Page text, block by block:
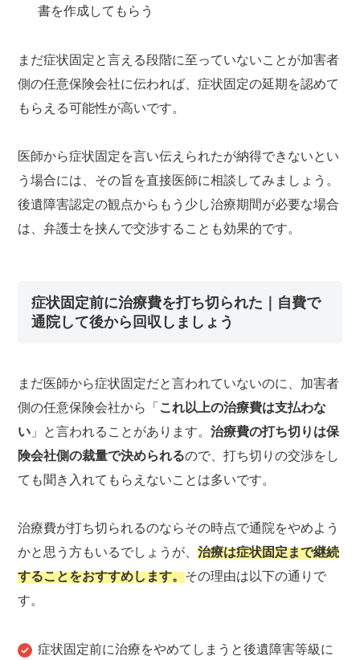
書を作成してもらう
まだ症状固定と言える段階に至っていないことが加害者
側の任意保険会社に伝われば、症状固定の延期を認めて
もらえる可能性が高いです。
医師から症状固定を言い伝えられたが納得できないとい
う場合には、その旨を直接医師に相談してみましょう。
後遺障害認定の観点からもう少し治療期間が必要な場合
は、弁護士を挟んで交渉することも効果的です。
症状固定前に治療費を打ち切られた｜自費で
通院して後から回収しましょう
まだ医師から症状固定だと言われていないのに、加害者
側の任意保険会社から「 これ以上の治療費は支払わな
い 」と言われることがあります。治療費の打ち切りは保
険会社側の裁量で決められるので、打ち切りの交渉をし
ても聞き入れてもらえないことは多いです。
治療費が打ち切られるのならその時点で通院をやめよう
かと思う方もいるでしょうが、治療は症状固定まで継続
することをおすすめします。その理由は以下の通りで
す。
症状固定前に治療をやめてしまうと後遺障害等級に